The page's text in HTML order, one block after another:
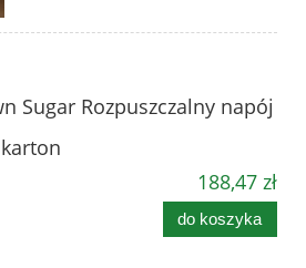
Sugar Rozpuszczalny napój
188,47 zł
do koszyka